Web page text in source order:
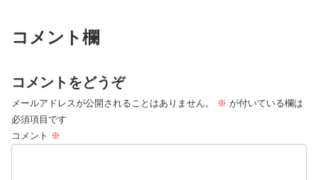
コメント欄
コメントをどうぞ
メールアドレスが公開されることはありません。 ※ が付いている欄は
必須項目です
コメント ※